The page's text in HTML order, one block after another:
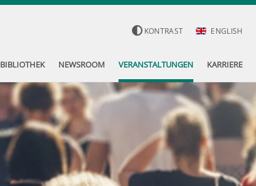
KONTRAST ENGLISH
BIBLIOTHEK NEWSROOM VERANSTALTUNGEN KARRIERE